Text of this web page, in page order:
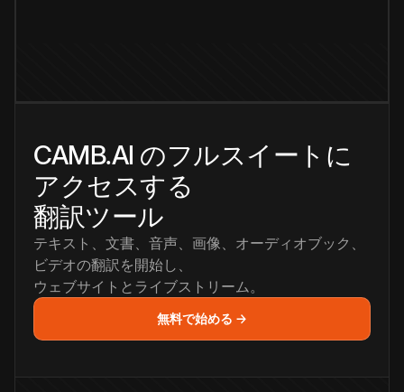
CAMB.AI のフルスイートに
アクセスする
翻訳ツール
テキスト、文書、音声、画像、オーディオブック、
ビデオの翻訳を開始し、
ウェブサイトとライブストリーム。
無料で始める →